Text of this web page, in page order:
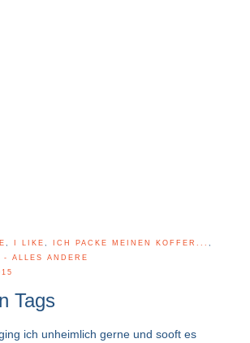
, I LIKE , ICH PACKE MEINEN KOFFER... ,
- ALLES ANDERE
Tags
ich unheimlich gerne und sooft es